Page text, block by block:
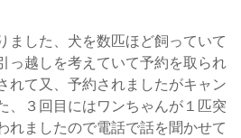
ました、犬を数匹ほど飼っていて
っ越しを考えていて予約を取られ
れて又、予約されましたがキャン
、３回目にはワンちゃんが１匹突
れましたので電話で話を聞かせて